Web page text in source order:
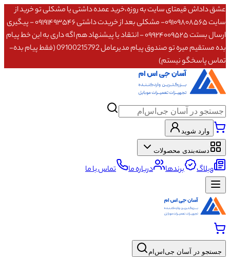
عشق داداش قیمتای سایت به روزه،خرید عمده داشتی یا مشکلی تو خرید از
سایت ۰۹۱۰۹۸۰۸۵۶۵- مشکلی بعد از خریدت داشتی ۰۹۱۹۱۴۹۳۵۴۶ - پیگیری
ارسال بستت ۰۹۹۲۴۰۰۹۵۲۵ - انتقاد یا پیشنهاد هم اگه داری به این خط پیام
بده مستقیم میره تو صندوق پیام مدیرعامل 09100215792 (فقط پیام بده-
تماس پاسخگو نیستم)
وارد شوید
دسته‌بندی محصولات
وبلاگ برندها درباره ما تماس با ما
جستجو در آسان جی‌اس‌ام